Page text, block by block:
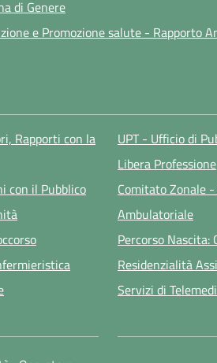
di Genere
e Promozione salute - Rapporto
Rapporti con la
con il Pubblico
UPT - Ufficio di
Libera Professione
Comitato Zonale
Ambulatoriale
Percorso Nascita:
Residenzialità
Servizi di